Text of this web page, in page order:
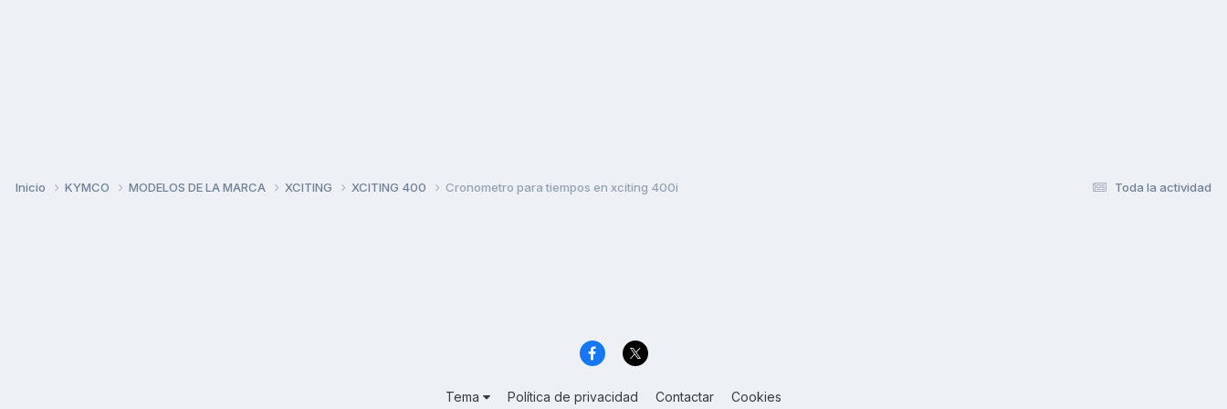
Toda la actividad
Inicio KYMCO MODELOS DE LA MARCA XCITING XCITING 400 Cronometro para tiempos en xciting 400i
Tema Política de privacidad Contactar Cookies